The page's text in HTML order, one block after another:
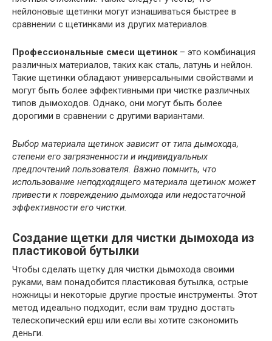
нейлоновые щетинки могут изнашиваться быстрее в
сравнении с щетинками из других материалов.
Профессиональные смеси щетинок– это комбинация
различных материалов, таких как сталь, латунь и нейлон.
Такие щетинки обладают универсальными свойствами и
могут быть более эффективными при чистке различных
типов дымоходов. Однако, они могут быть более
дорогими в сравнении с другими вариантами.
Выбор материала щетинок зависит от типа дымохода,
степени его загрязненности и индивидуальных
предпочтений пользователя. Важно помнить, что
использование неподходящего материала щетинок может
привести к повреждению дымохода или недостаточной
эффективности его чистки.
Создание щетки для чистки дымохода из
пластиковой бутылки
Чтобы сделать щетку для чистки дымохода своими
руками, вам понадобится пластиковая бутылка, острые
ножницы и некоторые другие простые инструменты. Этот
метод идеально подходит, если вам трудно достать
телескопический ерш или если вы хотите сэкономить
деньги.